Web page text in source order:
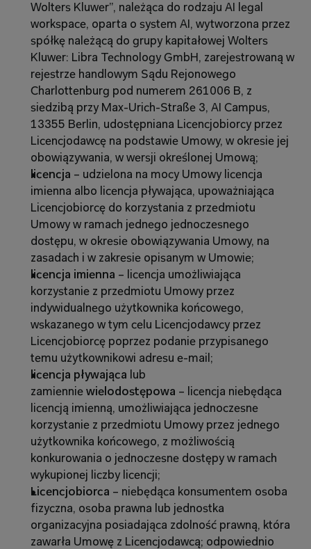
Wolters Kluwer”, należąca do rodzaju AI legal
workspace, oparta o system AI, wytworzona przez
spółkę należącą do grupy kapitałowej Wolters
Kluwer: Libra Technology GmbH, zarejestrowaną w
rejestrze handlowym Sądu Rejonowego
Charlottenburg pod numerem 261006 B, z
siedzibą przy Max-Urich-Straße 3, AI Campus,
13355 Berlin, udostępniana Licencjobiorcy przez
Licencjodawcę na podstawie Umowy, w okresie jej
obowiązywania, w wersji określonej Umową;
licencja – udzielona na mocy Umowy licencja
imienna albo licencja pływająca, upoważniająca
Licencjobiorcę do korzystania z przedmiotu
Umowy w ramach jednego jednoczesnego
dostępu, w okresie obowiązywania Umowy, na
zasadach i w zakresie opisanym w Umowie;
licencja imienna – licencja umożliwiająca
korzystanie z przedmiotu Umowy przez
indywidualnego użytkownika końcowego,
wskazanego w tym celu Licencjodawcy przez
Licencjobiorcę poprzez podanie przypisanego
temu użytkownikowi adresu e-mail;
licencja pływająca lub
zamiennie wielodostępowa – licencja niebędąca
licencją imienną, umożliwiająca jednoczesne
korzystanie z przedmiotu Umowy przez jednego
użytkownika końcowego, z możliwością
konkurowania o jednoczesne dostępy w ramach
wykupionej liczby licencji;
Licencjobiorca – niebędąca konsumentem osoba
fizyczna, osoba prawna lub jednostka
organizacyjna posiadająca zdolność prawną, która
zawarła Umowę z Licencjodawcą; odpowiednio